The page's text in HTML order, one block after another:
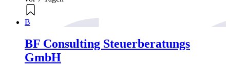
B
BF Consulting Steuerberatungs
GmbH